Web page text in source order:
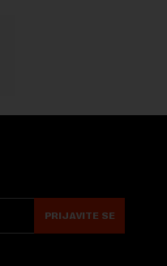
PRIJAVITE SE